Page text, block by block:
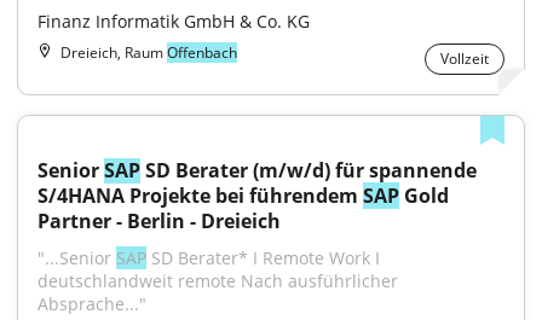
Finanz Informatik GmbH & Co. KG
Dreieich, RaumOffenbach Vollzeit
Senior SAP SD Berater (m/w/d) für spannende
S/4HANA Projekte bei führendem SAP Gold
Partner - Berlin - Dreieich
"...Senior SAP SD Berater* I Remote Work I
deutschlandweit remote Nach ausführlicher
Absprache..."